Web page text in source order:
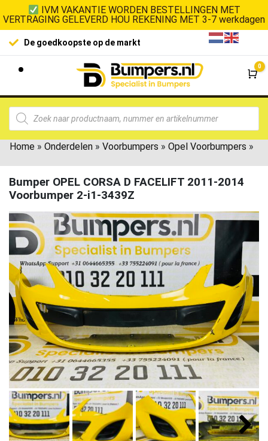
IVM VAKANTIE WORDEN BESTELLINGEN MET
VERTRAGING GELEVERD HOU REKENING MET 3-7 werkdagen
De goedkoopste op de markt
0
Home » Onderdelen » Voorbumpers » Opel Voorbumpers »
Bumper OPEL CORSA D FACELIFT 2011-2014
Voorbumper 2-i1-3439Z